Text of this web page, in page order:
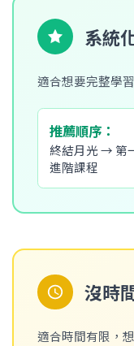
系統
適合想要完整學
推薦順序：
終結月光 → 第
進階課程
沒時
適合時間有限，